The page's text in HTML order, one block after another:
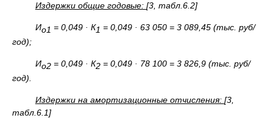
Издержки общие годовые: [3, табл.6.2]
Ио1 = 0,049 · К1 = 0,049 · 63 050 = 3 089,45 (тыс. руб/
год);
Ио2= 0,049 · К2= 0,049 · 78 100 = 3 826,9 (тыс. руб/
год).
Издержки на амортизационные отчисления: [3,
табл.6.1]